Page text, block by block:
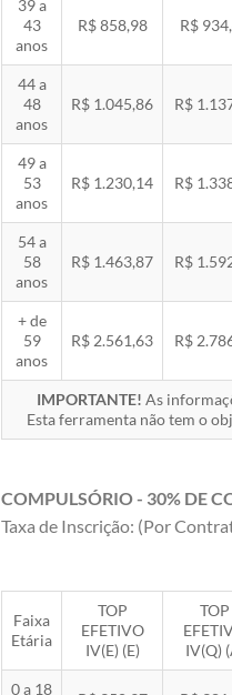
39 a
43
anos
R$ 858,98 R$
44 a
48
anos
R$ 1.045,86 R$
49 a
53
anos
R$ 1.230,14 R$
54 a
58
anos
R$ 1.463,87 R$
+ de
59
anos
R$ 2.561,63 R$
IMPORTANTE! As
Esta ferramenta não tem o
COMPULSÓRIO - 30% DE
Taxa de Inscrição: (Por
Faixa
Etária
TOP
EFETIVO
IV(E) (E)
TOP
IV(Q)
0 a 18